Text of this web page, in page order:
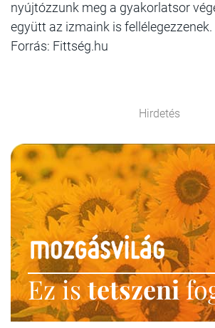
nyújtózzunk meg a gyakorlatsor
együtt az izmaink is fellélegezzenek.
Forrás: Fittség.hu
Hirdetés
Ez istetszeni